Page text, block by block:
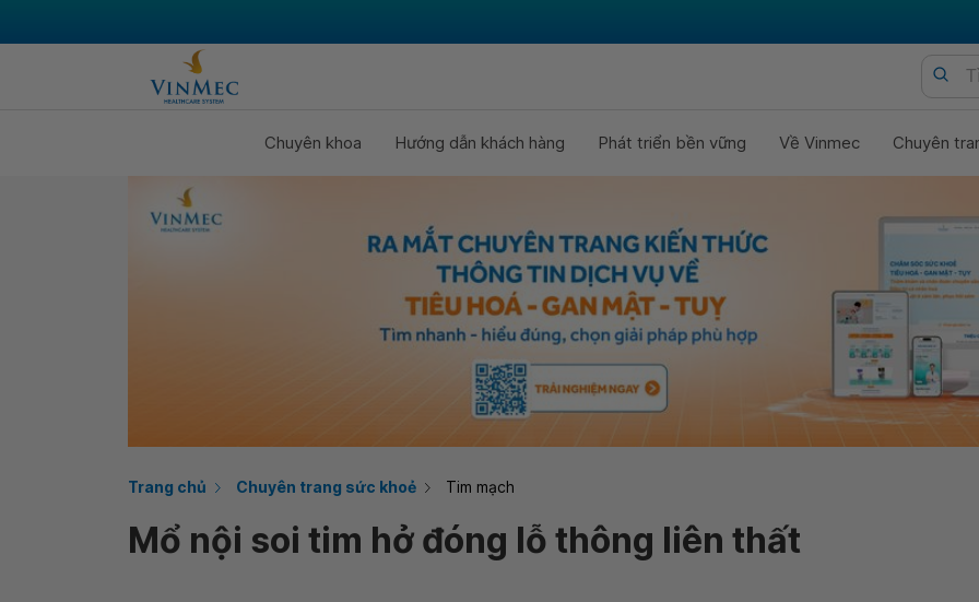
Chuyên khoa Hướng dẫn khách hàng Phát triển bền vững Về Vinmec Chuyên
Trang chủ Chuyên trang sức khoẻ Tim mạch
Mổ nội soi tim hở đóng lỗ thông liên thất